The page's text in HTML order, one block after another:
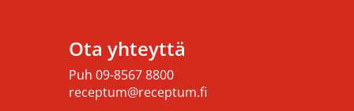
Ota yhteyttä
Puh 09-8567 8800
receptum@receptum.fi